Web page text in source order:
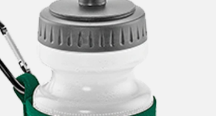
Motiv wählen